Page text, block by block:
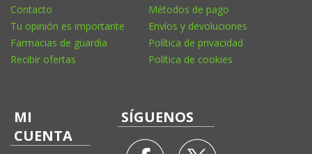
Contacto
Tu opinión es importante
Farmacias de guardia
Recibir ofertas
Métodos de pago
Envíos y devoluciones
Política de privacidad
Política de cookies
MI
CUENTA
SÍGUENOS